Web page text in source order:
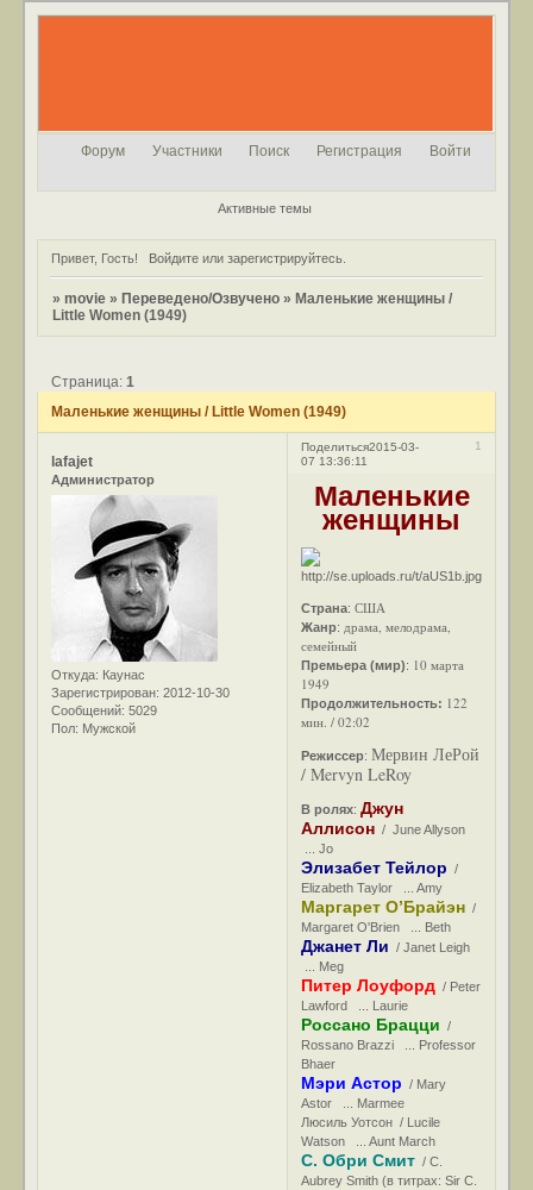
Форум Участники Поиск Регистрация Войти
Активные темы
Привет, Гость! Войдитеили зарегистрируйтесь.
»movie » Переведено/Озвучено » Маленькие женщины /
Little Women (1949)
Маленькие женщины / Little Women (1949)
Страница:1
Поделиться 1
2015-03-
07 13:36:11
lafajet
Администратор
Откуда: Каунас
Зарегистрирован: 2012-10-30
Сообщений: 5029
Пол: Мужской
Маленькие
женщины
Страна:США
Жанр: драма, мелодрама,
семейный
Премьера (мир): 10 марта
1949
Продолжительность: 122
мин. / 02:02
Режиссер: Мервин ЛеРой
/ Mervyn LeRoy
В ролях:Джун
Аллисон / June Allyson
... Jo
Элизабет Тейлор /
Elizabeth Taylor ... Amy
Маргарет О’Брайэн /
Margaret O'Brien ... Beth
Джанет Ли / Janet Leigh
... Meg
Питер Лоуфорд / Peter
Lawford ... Laurie
Россано Брацци /
Rossano Brazzi ... Professor
Bhaer
Мэри Астор / Mary
Astor ... Marmee
Люсиль Уотсон / Lucile
Watson ... Aunt March
С. Обри Смит / C.
Aubrey Smith (в титрах: Sir C.